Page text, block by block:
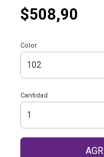
$508,90
Color
Cantidad